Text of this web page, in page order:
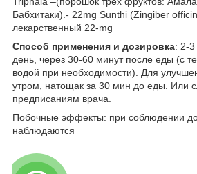
Бабхитаки).- 22mg Sunthi (Zingiber
лекарственный 22-mg
Способ применения и дозировка: 2-3
день, через 30-60 минут после еды (с
водой при необходимости). Для
утром, натощак за 30 мин до еды. Или
предписаниям врача.
Побочные эффекты: при соблюдении
наблюдаются